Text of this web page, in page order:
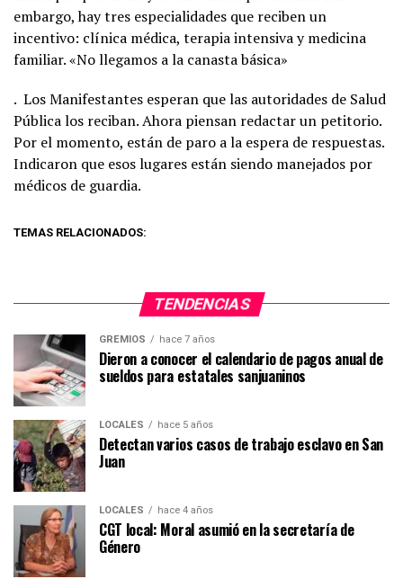
embargo, hay tres especialidades que reciben un
incentivo: clínica médica, terapia intensiva y medicina
familiar. «No llegamos a la canasta básica»
. Los Manifestantes esperan que las autoridades de Salud
Pública los reciban. Ahora piensan redactar un petitorio.
Por el momento, están de paro a la espera de respuestas.
Indicaron que esos lugares están siendo manejados por
médicos de guardia.
TEMAS RELACIONADOS:
TENDENCIAS
GREMIOS hace 7 años
Dieron a conocer el calendario de pagos anual de
sueldos para estatales sanjuaninos
LOCALES hace 5 años
Detectan varios casos de trabajo esclavo en San
Juan
LOCALES hace 4 años
CGT local: Moral asumió en la secretaría de
Género